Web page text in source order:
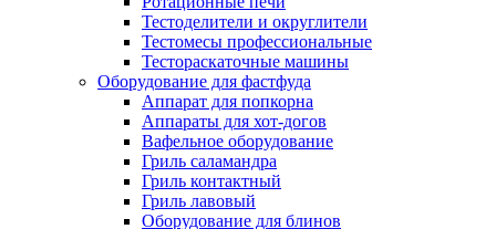
Тестоделители и округлители
Тестомесы профессиональные
Тестораскаточные машины
Оборудование для фастфуда
Аппарат для попкорна
Аппараты для хот-догов
Вафельное оборудование
Гриль саламандра
Гриль контактный
Гриль лавовый
Оборудование для блинов